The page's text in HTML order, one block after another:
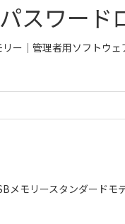
スワード
ー｜管理者用ソフトウ
メモリースタンダードモ